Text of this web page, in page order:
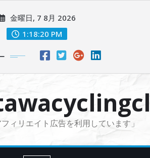
金曜日, 7 8月 2026
1:18:21 PM
ィリエイト広告を利用しています」